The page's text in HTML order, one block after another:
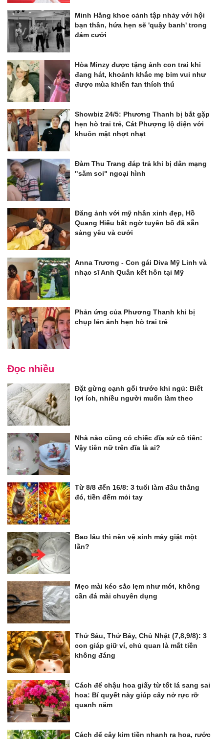
Minh Hằng khoe cảnh tập nhảy với hội
bạn thân, hứa hẹn sẽ 'quậy banh' trong
đám cưới
Hòa Minzy được tặng ảnh con trai khi
đang hát, khoảnh khắc mẹ bỉm vui như
được mùa khiến fan thích thú
Showbiz 24/5: Phương Thanh bị bắt gặp
hẹn hò trai trẻ, Cát Phượng lộ diện với
khuôn mặt nhợt nhạt
Đàm Thu Trang đáp trả khi bị dân mạng
"săm soi" ngoại hình
Đăng ảnh với mỹ nhân xinh đẹp, Hồ
Quang Hiếu bất ngờ tuyên bố đã sẵn
sàng yêu và cưới
Anna Trương - Con gái Diva Mỹ Linh và
nhạc sĩ Anh Quân kết hôn tại Mỹ
Phản ứng của Phương Thanh khi bị
chụp lén ảnh hẹn hò trai trẻ
Đọc nhiều
Đặt gừng cạnh gối trước khi ngủ: Biết
lợi ích, nhiều người muốn làm theo
Nhà nào cũng có chiếc đĩa sứ cô tiên:
Vậy tiên nữ trên đĩa là ai?
Từ 8/8 đến 16/8: 3 tuổi làm đâu thắng
đó, tiền đếm mỏi tay
Bao lâu thì nên vệ sinh máy giặt một
lần?
Mẹo mài kéo sắc lẹm như mới, không
cần đá mài chuyên dụng
Thứ Sáu, Thứ Bảy, Chủ Nhật (7,8,9/8): 3
con giáp giữ ví, chủ quan là mất tiền
không đáng
Cách để chậu hoa giấy từ tốt lá sang sai
hoa: Bí quyết này giúp cây nở rực rỡ
quanh năm
Cách để cây kim tiền nhanh ra hoa, rước